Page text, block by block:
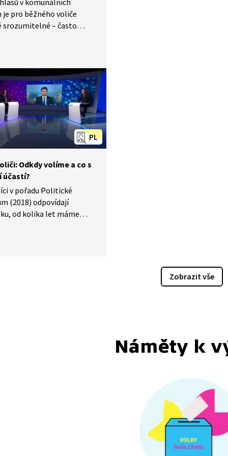
v komunálních
je pro běžného voliče
srozumitelné – často
či zastupitelek. Petr
Ministerstva vnitra
Týden v politice (2019)
na netransparentnost
nevýhodu
kandidáty (např.
bez politické strany)
možné alternativy
volby mohly být
a srozumitelnější?
PL
Odkdy volíme a co s
účastí?
v pořadu Politické
(2018) odpovídají
od kolika let máme
voleb. V souvislosti
Zobrazit vše
Náměty k